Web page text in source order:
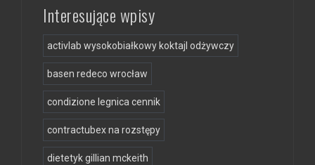
Interesujące wpisy
activlab wysokobiałkowy koktajl odżywczy
basen redeco wrocław
condizione legnica cennik
contractubex na rozstępy
dietetyk gillian mckeith